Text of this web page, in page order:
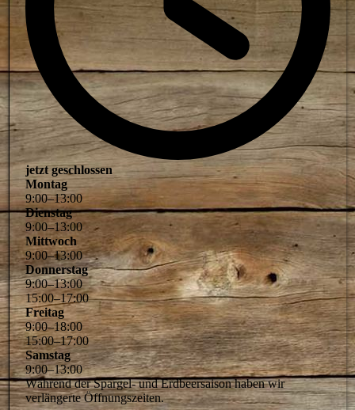
jetzt geschlossen
Montag
9:00–13:00
Dienstag
9:00–13:00
Mittwoch
9:00–13:00
Donnerstag
9:00–13:00
15:00–17:00
Freitag
9:00–18:00
15:00–17:00
Samstag
9:00–13:00
Während der Spargel- und Erdbeersaison haben wir
verlängerte Öffnungszeiten.